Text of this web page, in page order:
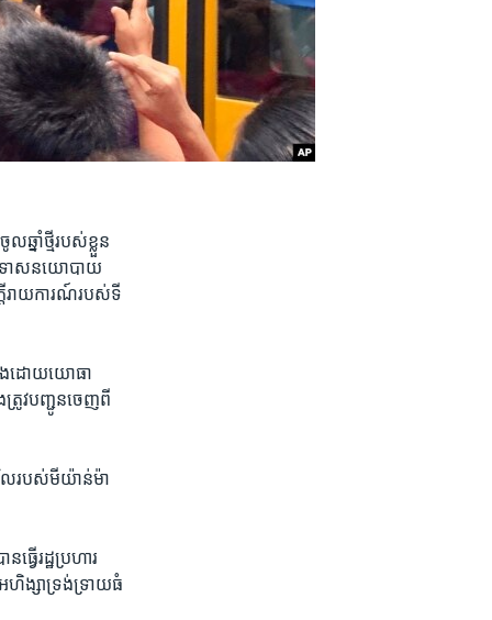
នាំ​ថ្មី​របស់​ខ្លួន
ក​ទោស​នយោបាយ​
រាយការណ៍​របស់​ទី
ង​ដោយ​យោធា
រូវ​បញ្ជូន​ចេញ​ពី​
ល​របស់​មីយ៉ាន់ម៉ា​
ើ​រដ្ឋប្រហារ​
ហិង្សា​ទ្រង់ទ្រាយ​ធំ